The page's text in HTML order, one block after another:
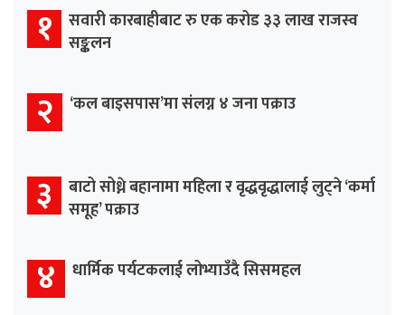
१ सवारी कारबाहीबाट रु एक करोड ३३ लाख राजस्व
सङ्कलन
२ ‘कल बाइसपास’मा संलग्न ४ जना पक्राउ
३ बाटो सोध्ने बहानामा महिला र वृद्धवृद्धालाई लुट्ने ‘कर्मा
समूह’ पक्राउ
४ धार्मिक पर्यटकलाई लोभ्याउँदै सिसमहल